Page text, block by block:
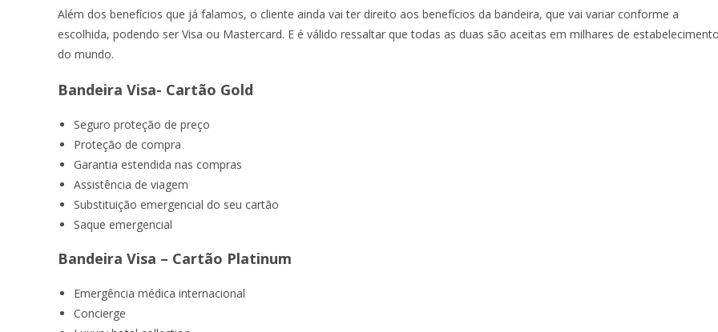
Além dos benefícios que já falamos, o cliente ainda vai ter direito aos benefícios da bandeira, que vai variar conforme a
escolhida, podendo ser Visa ou Mastercard. E é válido ressaltar que todas as duas são aceitas em milhares de
do mundo.
Bandeira Visa- Cartão Gold
Seguro proteção de preço
Proteção de compra
Garantia estendida nas compras
Assistência de viagem
Substituição emergencial do seu cartão
Saque emergencial
Bandeira Visa – Cartão Platinum
Emergência médica internacional
Concierge